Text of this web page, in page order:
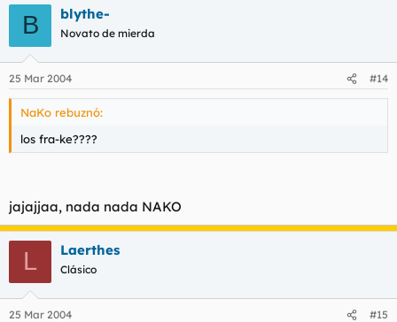
B blythe-
Novato de mierda
25 Mar 2004 #14
NaKo rebuznó:
los fra-ke????
jajajjaa, nada nada NAKO
L Laerthes
Clásico
25 Mar 2004 #15